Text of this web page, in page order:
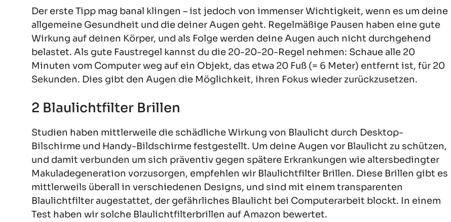
Der erste Tipp mag banal klingen – ist jedoch von immenser Wichtigkeit, wenn es um deine
allgemeine Gesundheit und die deiner Augen geht. Regelmäßige Pausen haben eine gute
Wirkung auf deinen Körper, und als Folge werden deine Augen auch nicht durchgehend
belastet. Als gute Faustregel kannst du die 20-20-20-Regel nehmen: Schaue alle 20
Minuten vom Computer weg auf ein Objekt, das etwa 20 Fuß (= 6 Meter) entfernt ist, für 20
Sekunden. Dies gibt den Augen die Möglichkeit, ihren Fokus wieder zurückzusetzen.
2 Blaulichtfilter Brillen
Studien haben mittlerweile die schädliche Wirkung von Blaulicht durch Desktop-
Bilschirme und Handy-Bildschirme festgestellt. Um deine Augen vor Blaulicht zu schützen,
und damit verbunden um sich präventiv gegen spätere Erkrankungen wie altersbedingter
Makuladegeneration vorzusorgen, empfehlen wir Blaulichtfilter Brillen. Diese Brillen gibt es
mittlerweils überall in verschiedenen Designs, und sind mit einem transparenten
Blaulichtfilter augestattet, der gefährliches Blaulicht bei Computerarbeit blockt. In einem
Test haben wir solche Blaulichtfilterbrillen auf Amazon bewertet.